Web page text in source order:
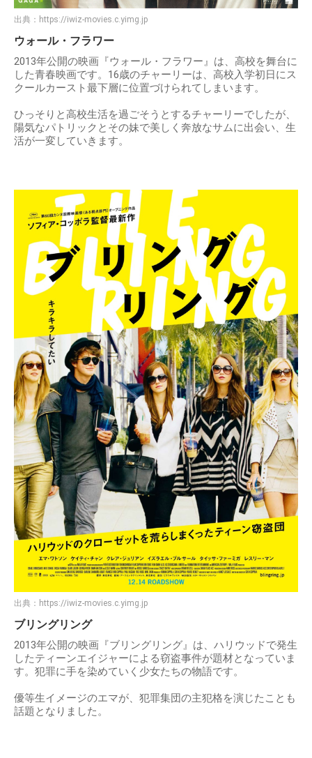
出典： https://iwiz-movies.c.yimg.jp
ウォール・フラワー
2013年公開の映画『ウォール・フラワー』は、高校を舞台に
した青春映画です。16歳のチャーリーは、高校入学初日にス
クールカースト最下層に位置づけられてしまいます。
ひっそりと高校生活を過ごそうとするチャーリーでしたが、
陽気なパトリックとその妹で美しく奔放なサムに出会い、生
活が一変していきます。
出典： https://iwiz-movies.c.yimg.jp
ブリングリング
2013年公開の映画『ブリングリング』は、ハリウッドで発生
したティーンエイジャーによる窃盗事件が題材となっていま
す。犯罪に手を染めていく少女たちの物語です。
優等生イメージのエマが、犯罪集団の主犯格を演じたことも
話題となりました。